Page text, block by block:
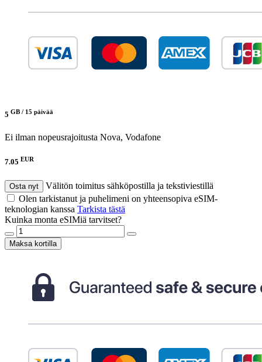
5 GB / 15 päivää
Ei ilman nopeusrajoitusta Nova, Vodafone
7.05 EUR
Osta nyt
Välitön toimitus sähköpostilla ja tekstiviestillä
Olen tarkistanut ja puhelimeni on yhteensopiva eSIM-
teknologian kanssa Tarkista tästä
Kuinka monta eSIMiä tarvitset?
Maksa kortilla